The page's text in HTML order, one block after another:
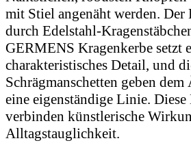
mit Stiel angenäht werden.
durch Edelstahl-
GERMENS Kragenkerbe setzt
charakteristisches Detail, und
Schrägmanschetten geben
eine eigenständige Linie. Diese
verbinden künstlerische
Alltagstauglichkeit.